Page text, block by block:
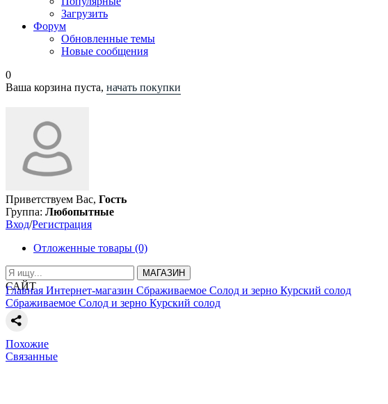
Загрузить
Форум
Обновленные темы
Новые сообщения
0
Ваша корзина пуста, начать покупки
Приветствуем Вас, Гость
Группа: Любопытные
Вход/Регистрация
Отложенные товары (0)
МАГАЗИН
САЙТ
Главная Интернет-магазин Сбраживаемое Солод и зерно Курский солод
Сбраживаемое Солод и зерно Курский солод
Похожие
Связанные